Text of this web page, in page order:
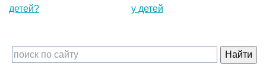
детей?
у детей